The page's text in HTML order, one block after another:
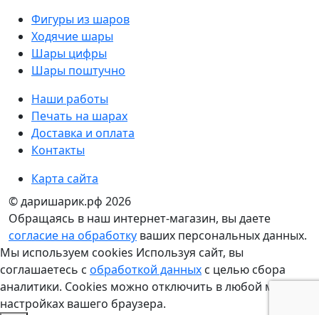
Фигуры из шаров
Ходячие шары
Шары цифры
Шары поштучно
Наши работы
Печать на шарах
Доставка и оплата
Контакты
Карта сайта
© даришарик.рф 2026
Обращаясь в наш интернет-магазин, вы даете
согласие на обработку ваших персональных данных.
Мы используем cookies Используя сайт, вы
соглашаетесь с обработкой данных с целью сбора
аналитики. Cookies можно отключить в любой момент в
настройках вашего браузера.